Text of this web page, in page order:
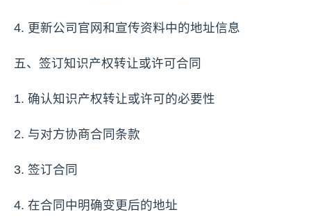
4. 更新公司官网和宣传资料中的地址信息
五、签订知识产权转让或许可合同
1. 确认知识产权转让或许可的必要性
2. 与对方协商合同条款
3. 签订合同
4. 在合同中明确变更后的地址